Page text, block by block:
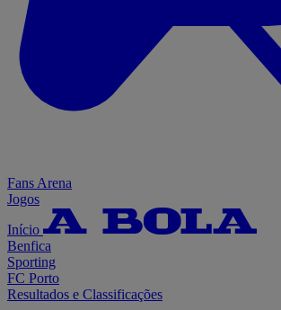
Fans Arena
Jogos
Início
Benfica
Sporting
FC Porto
Resultados e Classificações